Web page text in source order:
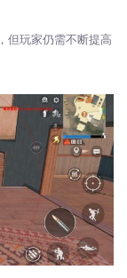
但玩家仍需不断提高